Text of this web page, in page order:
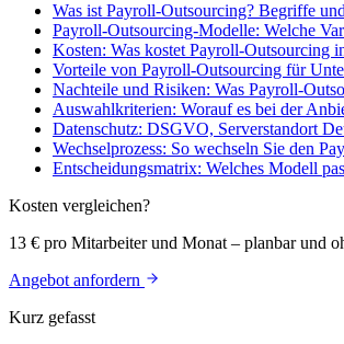
Was ist Payroll-Outsourcing? Begriffe
Payroll-Outsourcing-Modelle: Welche
Kosten: Was kostet Payroll-Outsourcing
Vorteile von Payroll-Outsourcing für
Nachteile und Risiken: Was Payroll-
Auswahlkriterien: Worauf es bei der
Datenschutz: DSGVO, Serverstandort
Wechselprozess: So wechseln Sie den
Entscheidungsmatrix: Welches Modell
Kosten vergleichen?
13 € pro Mitarbeiter und Monat – planbar und
Angebot anfordern
Kurz gefasst